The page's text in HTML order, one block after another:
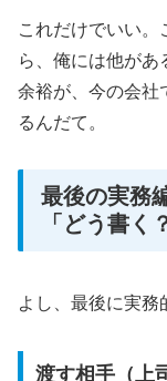
これだけでいい。
ら、俺には他があ
余裕が、今の会社
るんだて。
最後の実務
「どう書く
よし、最後に実務
渡す相手（上